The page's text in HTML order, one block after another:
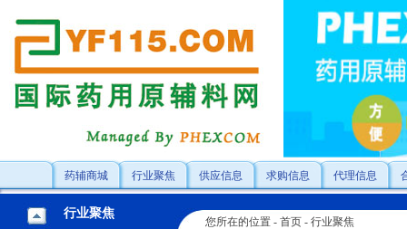
药辅商城 行业聚焦 供应信息 求购信息 代理信息
行业聚焦
您所在的位置 - 首页 - 行业聚焦